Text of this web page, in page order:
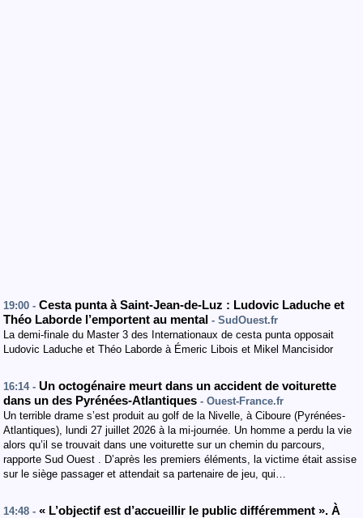
19:00 - Cesta punta à Saint-Jean-de-Luz : Ludovic Laduche et
Théo Laborde l’emportent au mental - SudOuest.fr
La demi-finale du Master 3 des Internationaux de cesta punta opposait
Ludovic Laduche et Théo Laborde à Émeric Libois et Mikel Mancisidor
16:14 - Un octogénaire meurt dans un accident de voiturette
dans un des Pyrénées-Atlantiques - Ouest-France.fr
Un terrible drame s’est produit au golf de la Nivelle, à Ciboure (Pyrénées-
Atlantiques), lundi 27 juillet 2026 à la mi-journée. Un homme a perdu la vie
alors qu’il se trouvait dans une voiturette sur un chemin du parcours,
rapporte Sud Ouest . D’après les premiers éléments, la victime était assise
sur le siège passager et attendait sa partenaire de jeu, qui…
14:48 - « L’objectif est d’accueillir le public différemment ». À